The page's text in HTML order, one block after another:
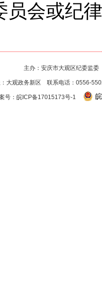
员会或纪
主办：安庆市大观区纪委监
大观政务新区 联系电话：0556-
号： 皖ICP备17015173号-1